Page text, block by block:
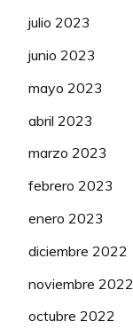
julio 2023
junio 2023
mayo 2023
abril 2023
marzo 2023
febrero 2023
enero 2023
diciembre 2022
noviembre 2022
octubre 2022